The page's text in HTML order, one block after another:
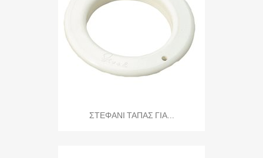
ΣΤΕΦΑΝΙ ΤΑΠΑΣ ΓΙΑ...